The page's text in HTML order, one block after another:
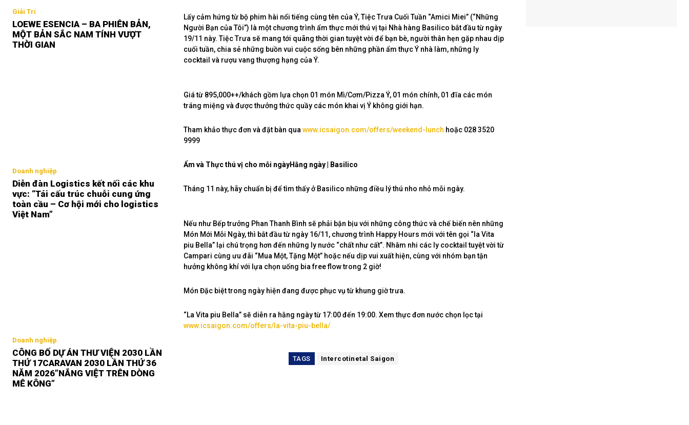
Giải Trí
LOEWE ESENCIA – BA PHIÊN BẢN,
MỘT BẢN SẮC NAM TÍNH VƯỢT
THỜI GIAN
Doanh nghiệp
Diễn đàn Logistics kết nối các khu
vực: “Tái cấu trúc chuỗi cung ứng
toàn cầu – Cơ hội mới cho logistics
Việt Nam”
Doanh nghiệp
CÔNG BỐ DỰ ÁN THƯ VIỆN 2030 LẦN
THỨ 17CARAVAN 2030 LẦN THỨ 36
NĂM 2026”NẮNG VIỆT TRÊN DÒNG
MÊ KÔNG”
Lấy cảm hứng từ bộ phim hài nổi tiếng cùng tên của Ý, Tiệc Trưa Cuối Tuần “Amici Miei” (“Những
Người Bạn của Tôi”) là một chương trình ẩm thực mới thú vị tại Nhà hàng Basilico bắt đầu từ ngày
19/11 này. Tiệc Trưa sẽ mang tới quãng thời gian tuyệt vời để bạn bè, người thân hẹn gặp nhau dịp
cuối tuần, chia sẻ những buồn vui cuộc sống bên những phần ẩm thực Ý nhà làm, những ly
cocktail và rượu vang thượng hạng của Ý.
Giá từ 895,000++/khách gồm lựa chọn 01 món Mì/Cơm/Pizza Ý, 01 món chính, 01 đĩa các món
tráng miệng và được thưởng thức quầy các món khai vị Ý không giới hạn.
Tham khảo thực đơn và đặt bàn qua www.icsaigon.com/offers/weekend-lunch hoặc 028 3520
9999
Ẩm và Thực thú vị cho mỗi ngàyHằng ngày | Basilico
Tháng 11 này, hãy chuẩn bị để tìm thấy ở Basilico những điều lý thú nho nhỏ mỗi ngày.
Nếu như Bếp trưởng Phan Thanh Bình sẽ phải bận bịu với những công thức và chế biến nên những
Món Mới Mỗi Ngày, thì bắt đầu từ ngày 16/11, chương trình Happy Hours mới với tên gọi “la Vita
piu Bella” lại chú trọng hơn đến những ly nước “chất như cất”. Nhâm nhi các ly cocktail tuyệt vời từ
Campari cùng ưu đãi “Mua Một, Tặng Một” hoặc nếu dịp vui xuất hiện, cùng với nhóm bạn tận
hưởng không khí với lựa chọn uống bia free flow trong 2 giờ!
Món Đặc biệt trong ngày hiện đang được phục vụ từ khung giờ trưa.
“La Vita piu Bella” sẽ diễn ra hằng ngày từ 17:00 đến 19:00. Xem thực đơn nước chọn lọc tại
www.icsaigon.com/offers/la-vita-piu-bella/
TAGS Intercotinetal Saigon